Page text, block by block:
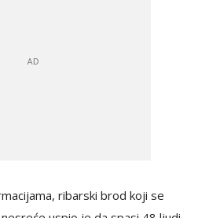
ribarski brod koji se